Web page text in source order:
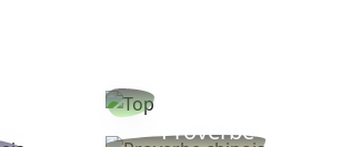
Proverbe